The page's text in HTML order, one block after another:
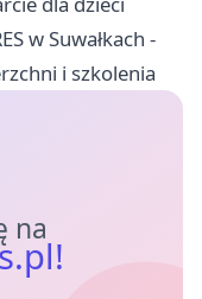
w Suwałkach -
i szkolenia
na